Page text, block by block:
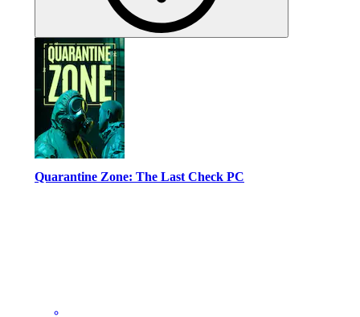
Quarantine Zone: The Last Check PC